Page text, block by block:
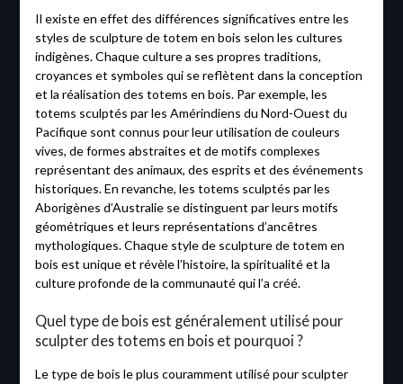
Il existe en effet des différences significatives entre les
styles de sculpture de totem en bois selon les cultures
indigènes. Chaque culture a ses propres traditions,
croyances et symboles qui se reflètent dans la conception
et la réalisation des totems en bois. Par exemple, les
totems sculptés par les Amérindiens du Nord-Ouest du
Pacifique sont connus pour leur utilisation de couleurs
vives, de formes abstraites et de motifs complexes
représentant des animaux, des esprits et des événements
historiques. En revanche, les totems sculptés par les
Aborigènes d’Australie se distinguent par leurs motifs
géométriques et leurs représentations d’ancêtres
mythologiques. Chaque style de sculpture de totem en
bois est unique et révèle l’histoire, la spiritualité et la
culture profonde de la communauté qui l’a créé.
Quel type de bois est généralement utilisé pour
sculpter des totems en bois et pourquoi ?
Le type de bois le plus couramment utilisé pour sculpter